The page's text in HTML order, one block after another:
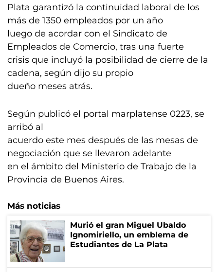
Plata garantizó la continuidad laboral de los
más de 1350 empleados por un año
luego de acordar con el Sindicato de
Empleados de Comercio, tras una fuerte
crisis que incluyó la posibilidad de cierre de la
cadena, según dijo su propio
dueño meses atrás.
Según publicó el portal marplatense 0223, se
arribó al
acuerdo este mes después de las mesas de
negociación que se llevaron adelante
en el ámbito del Ministerio de Trabajo de la
Provincia de Buenos Aires.
Más noticias
Murió el gran Miguel Ubaldo
Ignomiriello, un emblema de
Estudiantes de La Plata